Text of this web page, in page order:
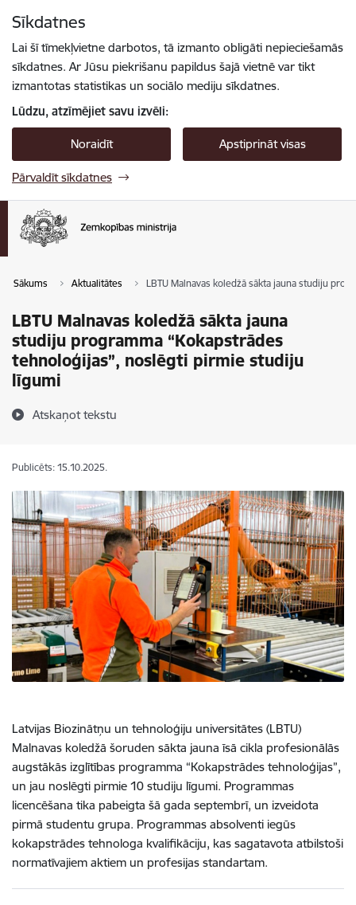
Sīkdatnes
Lai šī tīmekļvietne darbotos, tā izmanto obligāti nepieciešamās
sīkdatnes. Ar Jūsu piekrišanu papildus šajā vietnē var tikt
izmantotas statistikas un sociālo mediju sīkdatnes.
Lūdzu, atzīmējiet savu izvēli:
Noraidīt Apstiprināt visas
Pārvaldīt sīkdatnes
Sākums Aktualitātes LBTU Malnavas koledžā sākta jauna studiju
LBTU Malnavas koledžā sākta jauna
studiju programma “Kokapstrādes
tehnoloģijas”, noslēgti pirmie studiju
līgumi
Atskaņot tekstu
Publicēts: 15.10.2025.
Latvijas Biozinātņu un tehnoloģiju universitātes (LBTU)
Malnavas koledžā šoruden sākta jauna īsā cikla profesionālās
augstākās izglītības programma “Kokapstrādes tehnoloģijas”,
un jau noslēgti pirmie 10 studiju līgumi. Programmas
licencēšana tika pabeigta šā gada septembrī, un izveidota
pirmā studentu grupa. Programmas absolventi iegūs
kokapstrādes tehnologa kvalifikāciju, kas sagatavota atbilstoši
normatīvajiem aktiem un profesijas standartam.